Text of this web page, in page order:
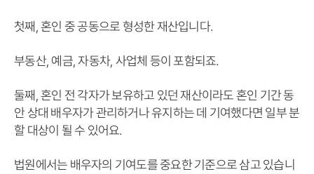
첫째, 혼인 중 공동으로 형성한 재산입니다.
부동산, 예금, 자동차, 사업체 등이 포함되죠.
둘째, 혼인 전 각자가 보유하고 있던 재산이라도 혼인 기간 동
안 상대 배우자가 관리하거나 유지하는 데 기여했다면 일부 분
할 대상이 될 수 있어요.
법원에서는 배우자의 기여도를 중요한 기준으로 삼고 있습니